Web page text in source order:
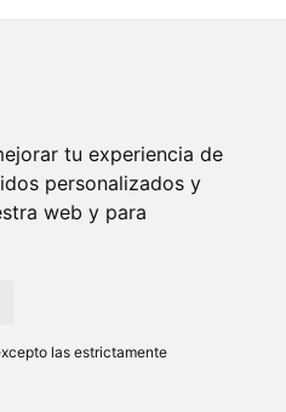
tu experiencia de
personalizados y
web y para
las estrictamente